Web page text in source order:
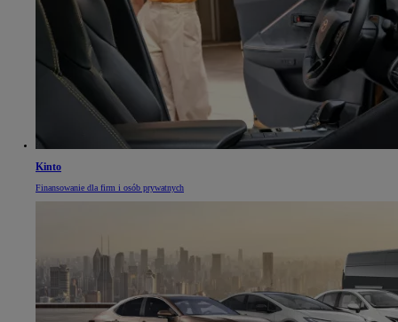
Kinto
Finansowanie dla firm i osób prywatnych